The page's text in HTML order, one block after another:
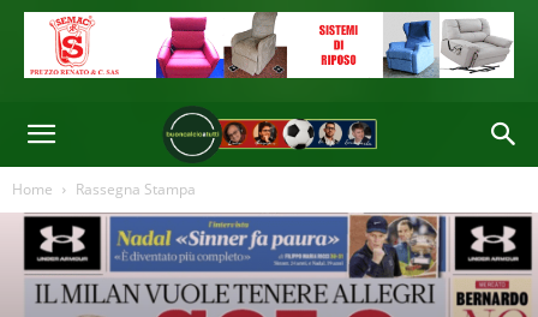
Home Rassegna Stampa
Solamente la Gazzetta dello Sport non fa menzione dell'addio di
Malinovskyi al Genoa e della conferenza stampa tenutasi ieri a Pegli
Di Redazione - 21 Mag 2026 08:58